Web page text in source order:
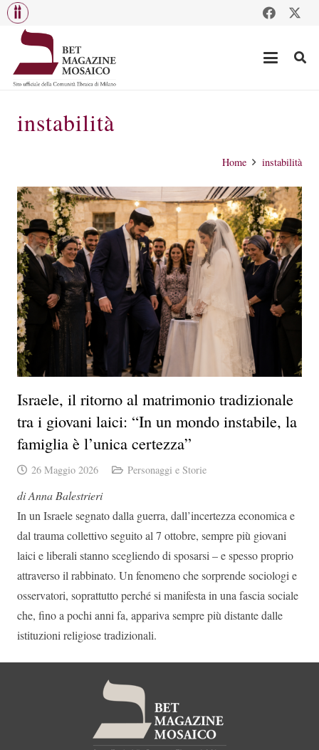
instabilità
Home instabilità
Israele, il ritorno al matrimonio tradizionale
tra i giovani laici: “In un mondo instabile, la
famiglia è l’unica certezza”
26 Maggio 2026 Personaggi e Storie
di Anna Balestrieri
In un Israele segnato dalla guerra, dall’incertezza economica e
dal trauma collettivo seguito al 7 ottobre, sempre più giovani
laici e liberali stanno scegliendo di sposarsi – e spesso proprio
attraverso il rabbinato. Un fenomeno che sorprende sociologi e
osservatori, soprattutto perché si manifesta in una fascia sociale
che, fino a pochi anni fa, appariva sempre più distante dalle
istituzioni religiose tradizionali.